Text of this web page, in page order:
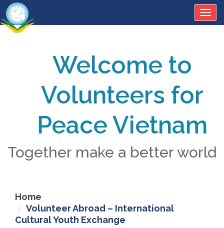
Welcome to
Volunteers for
Peace Vietnam
Together make a better world
Home
Volunteer Abroad – International
Cultural Youth Exchange